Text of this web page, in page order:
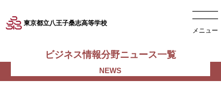
東京都立八王子桑志高等学校
メニュー
ビジネス情報分野ニュース一覧